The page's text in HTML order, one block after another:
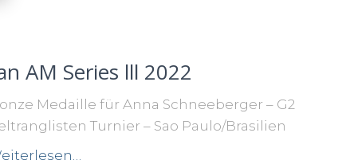
AM Series lll 2022
Medaille für Anna Schneeberger – G2
Turnier – Sao Paulo/Brasilien